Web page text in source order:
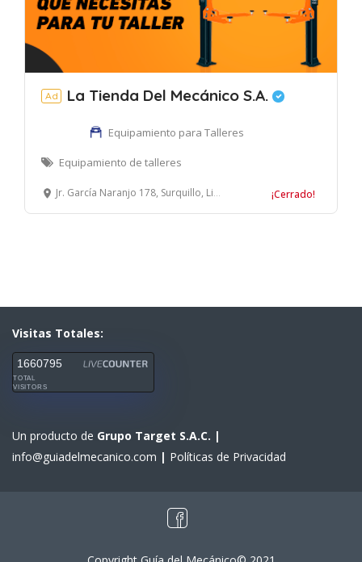
Ad La Tienda Del Mecánico S.A.
Equipamiento para Talleres
Equipamiento de talleres
Jr. García Naranjo 178, Surquillo, Lima, Perú ¡Cerrado!
Visitas Totales:
1660795
TOTAL
VISITORS
Un producto de Grupo Target S.A.C. |
info@guiadelmecanico.com | Políticas de Privacidad